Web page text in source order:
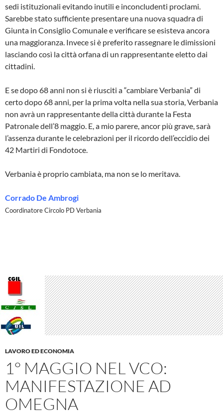
sedi istituzionali evitando inutili e inconcludenti proclami.
Sarebbe stato sufficiente presentare una nuova squadra di
Giunta in Consiglio Comunale e verificare se esisteva ancora
una maggioranza. Invece si è preferito rassegnare le dimissioni
lasciando così la città orfana di un rappresentante eletto dai
cittadini.
E se dopo 68 anni non si è riusciti a “cambiare Verbania” di
certo dopo 68 anni, per la prima volta nella sua storia, Verbania
non avrà un rappresentante della città durante la Festa
Patronale dell’8 maggio. E, a mio parere, ancor più grave, sarà
l’assenza durante le celebrazioni per il ricordo dell’eccidio dei
42 Martiri di Fondotoce.
Verbania è proprio cambiata, ma non se lo meritava.
Corrado De Ambrogi
Coordinatore Circolo PD Verbania
LAVORO ED ECONOMIA
1° MAGGIO NEL VCO:
MANIFESTAZIONE AD
OMEGNA